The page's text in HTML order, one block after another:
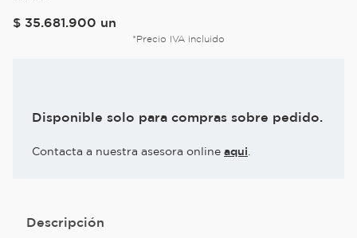
$ 35.681.900 un
*Precio IVA incluido
Disponible solo para compras sobre pedido.
Contacta a nuestra asesora online aqui
Descripción